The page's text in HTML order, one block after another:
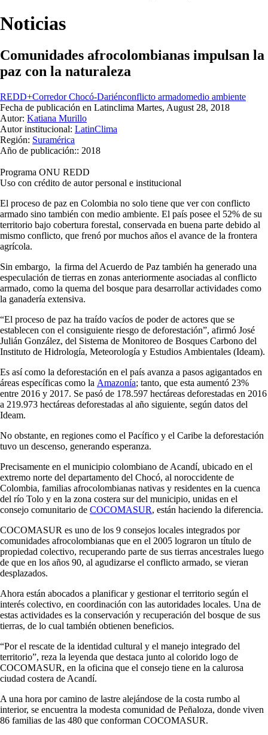
navegación
Noticias
Comunidades afrocolombianas impulsan la
paz con la naturaleza
REDD+Corredor Chocó-Dariénconflicto armadomedio ambiente
Fecha de publicación en Latinclima Martes, August 28, 2018
Autor: Katiana Murillo
Autor institucional: LatinClima
Región: Suramérica
Año de publicación:: 2018
Programa ONU REDD
Uso con crédito de autor personal e institucional
El proceso de paz en Colombia no solo tiene que ver con conflicto
armado sino también con medio ambiente. El país posee el 52% de su
territorio bajo cobertura forestal, conservada en buena parte debido al
mismo conflicto, que frenó por muchos años el avance de la frontera
agrícola.
Sin embargo, la firma del Acuerdo de Paz también ha generado una
especulación de tierras en zonas anteriormente asociadas al conflicto
armado, como la quema del bosque para desarrollar actividades como
la ganadería extensiva.
“El proceso de paz ha traído vacíos de poder de actores que se
establecen con el consiguiente riesgo de deforestación”, afirmó José
Julián González, del Sistema de Monitoreo de Bosques Carbono del
Instituto de Hidrología, Meteorología y Estudios Ambientales (Ideam).
Es así como la deforestación en el país avanza a pasos agigantados en
áreas específicas como la Amazonía; tanto, que esta aumentó 23%
entre 2016 y 2017. Se pasó de 178.597 hectáreas deforestadas en 2016
a 219.973 hectáreas deforestadas al año siguiente, según datos del
Ideam.
No obstante, en regiones como el Pacífico y el Caribe la deforestación
tuvo un descenso, generando esperanza.
Precisamente en el municipio colombiano de Acandí, ubicado en el
extremo norte del departamento del Chocó, al noroccidente de
Colombia, familias afrocolombianas nativas y residentes en la cuenca
del río Tolo y en la zona costera sur del municipio, unidas en el
consejo comunitario de COCOMASUR, están haciendo la diferencia.
COCOMASUR es uno de los 9 consejos locales integrados por
comunidades afrocolombianas que en el 2005 lograron un título de
propiedad colectivo, recuperando parte de sus tierras ancestrales luego
de que en los años 90, al agudizarse el conflicto armado, se vieran
desplazados.
Ahora están abocados a planificar y gestionar el territorio según el
interés colectivo, en coordinación con las autoridades locales. Una de
estas actividades es la conservación y recuperación del bosque de sus
tierras, de lo cual también obtienen beneficios.
“Por el rescate de la identidad cultural y el manejo integrado del
territorio”, reza la leyenda que destaca junto al colorido logo de
COCOMASUR, en la oficina que el consejo tiene en la calurosa
ciudad costera de Acandí.
A una hora por camino de lastre alejándose de la costa rumbo al
interior, se encuentra la modesta comunidad de Peñaloza, donde viven
86 familias de las 480 que conforman COCOMASUR.